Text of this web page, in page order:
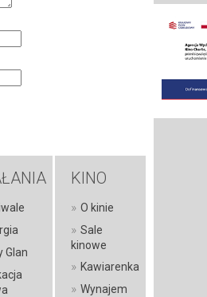
Glan
KINO
» O kinie
» Sale
kinowe
» Kawiarenka
» Wynajem